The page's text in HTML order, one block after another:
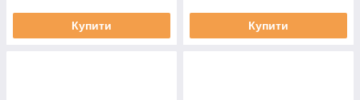
Купити Купити